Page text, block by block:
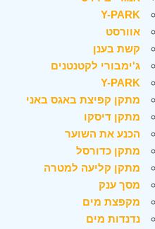
Y-PARK
אוורסט
קשת בענן
ג'ימבורי לקטנטנים
Y-PARK
מתקן קפיצת באגס באני
מתקן דיסקו
הכנע את השוער
מתקן כדורסל
מתקן קליעה למטרה
מסך ענק
מקפצת מים
נדנדות מים